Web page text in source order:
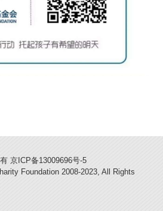
京ICP备13009696号-5
Foundation 2008-2023, All Rights